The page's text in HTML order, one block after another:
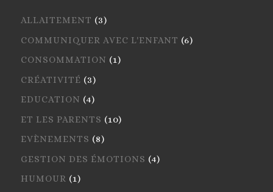
ALLAITEMENT (3)
COMMUNIQUER AVEC L'ENFANT (6)
CONSOMMATION (1)
CRÉATIVITÉ (3)
EDUCATION (4)
ET LES PARENTS (10)
EVÈNEMENTS (8)
GESTION DES ÉMOTIONS (4)
HUMOUR (1)